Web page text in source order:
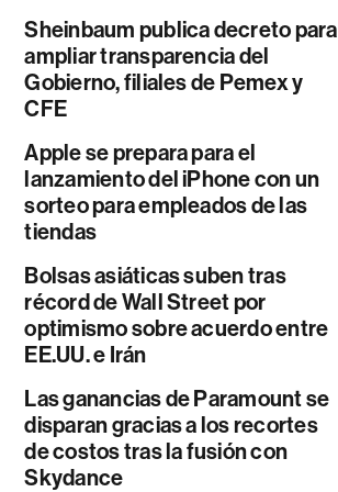
Sheinbaum publica decreto para
ampliar transparencia del
Gobierno, filiales de Pemex y
CFE
Apple se prepara para el
lanzamiento del iPhone con un
sorteo para empleados de las
tiendas
Bolsas asiáticas suben tras
récord de Wall Street por
optimismo sobre acuerdo entre
EE.UU. e Irán
Las ganancias de Paramount se
disparan gracias a los recortes
de costos tras la fusión con
Skydance